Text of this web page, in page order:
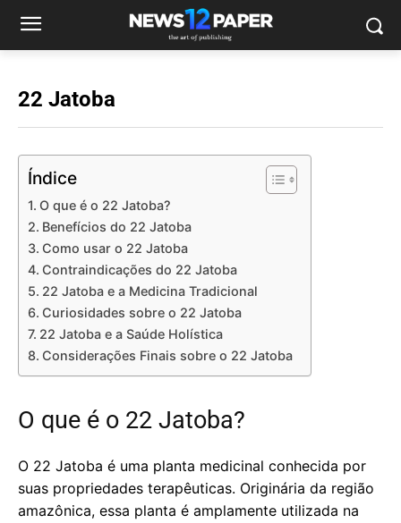
22 Jatoba
Índice
O que é o 22 Jatoba?
Benefícios do 22 Jatoba
Como usar o 22 Jatoba
Contraindicações do 22 Jatoba
22 Jatoba e a Medicina Tradicional
Curiosidades sobre o 22 Jatoba
22 Jatoba e a Saúde Holística
Considerações Finais sobre o 22 Jatoba
O que é o 22 Jatoba?
O 22 Jatoba é uma planta medicinal conhecida por
suas propriedades terapêuticas. Originária da região
amazônica, essa planta é amplamente utilizada na